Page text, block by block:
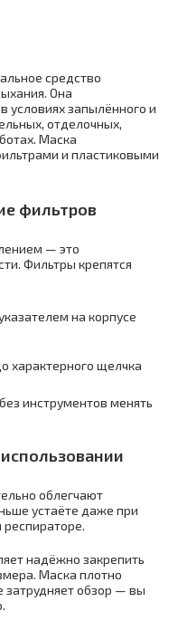
средство
Она
условиях запылённого и
отделочных,
Маска
и пластиковыми
фильтров
— это
Фильтры крепятся
на корпусе
характерного щелчка
инструментов менять
облегчают
устаёте даже при
надёжно закрепить
Маска плотно
затрудняет обзор — вы